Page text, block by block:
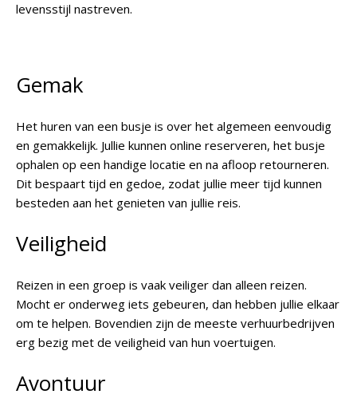
levensstijl nastreven.
Gemak
Het huren van een busje is over het algemeen eenvoudig
en gemakkelijk. Jullie kunnen online reserveren, het busje
ophalen op een handige locatie en na afloop retourneren.
Dit bespaart tijd en gedoe, zodat jullie meer tijd kunnen
besteden aan het genieten van jullie reis.
Veiligheid
Reizen in een groep is vaak veiliger dan alleen reizen.
Mocht er onderweg iets gebeuren, dan hebben jullie elkaar
om te helpen. Bovendien zijn de meeste verhuurbedrijven
erg bezig met de veiligheid van hun voertuigen.
Avontuur